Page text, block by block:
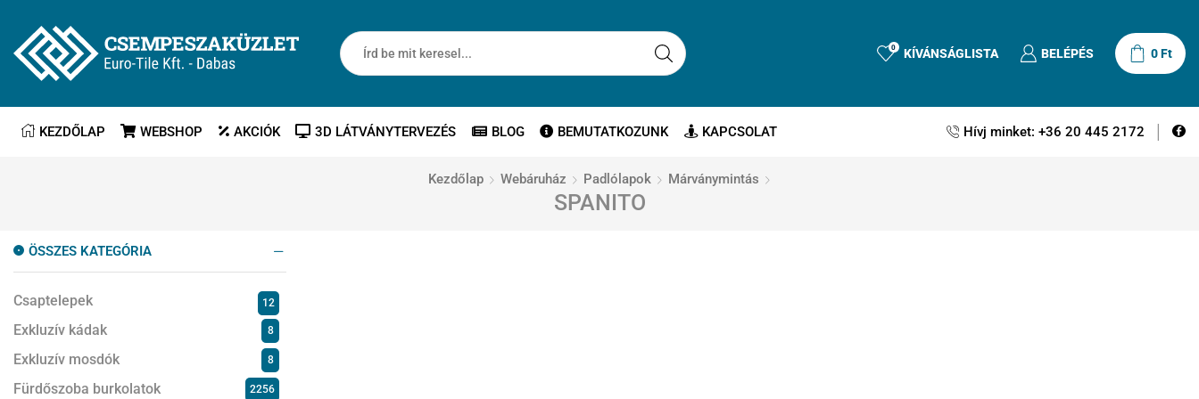
0 KÍVÁNSÁGLISTA BELÉPÉS 0Ft
KEZDŐLAP WEBSHOP AKCIÓK 3D LÁTVÁNYTERVEZÉS BLOG BEMUTATKOZUNK KAPCSOLAT Hívj minket: +36 20 445 2172
Kezdőlap Webáruház Padlólapok Márványmintás
SPANITO
ÖSSZES KATEGÓRIA
Csaptelepek 12
Exkluzív kádak 8
Exkluzív mosdók 8
Fürdőszoba burkolatok 2256